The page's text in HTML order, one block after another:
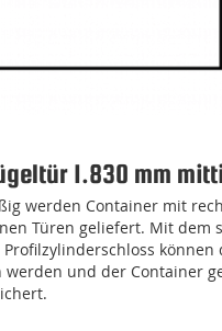
1.830 mm
werden Container mit
Türen geliefert. Mit dem
können
werden und der Container